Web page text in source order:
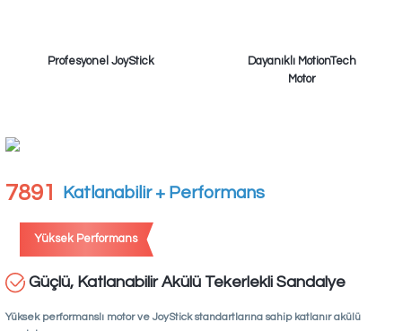
Profesyonel JoyStick
Dayanıklı MotionTech
Motor
7891 Katlanabilir + Performans
Yüksek Performans
Güçlü, Katlanabilir Akülü Tekerlekli Sandalye
Yüksek performanslı motor ve JoyStick standartlarına sahip katlanır akülü